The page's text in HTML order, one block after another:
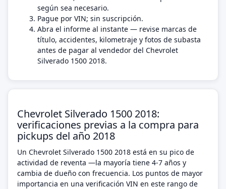
según sea necesario.
Pague por VIN; sin suscripción.
Abra el informe al instante — revise marcas de
título, accidentes, kilometraje y fotos de subasta
antes de pagar al vendedor del Chevrolet
Silverado 1500 2018.
Chevrolet Silverado 1500 2018:
verificaciones previas a la compra para
pickups del año 2018
Un Chevrolet Silverado 1500 2018 está en su pico de
actividad de reventa —la mayoría tiene 4-7 años y
cambia de dueño con frecuencia. Los puntos de mayor
importancia en una verificación VIN en este rango de